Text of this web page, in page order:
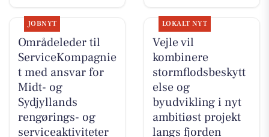
JOBNYT
Områdeleder til
ServiceKompagnie
t med ansvar for
Midt- og
Sydjyllands
rengørings- og
serviceaktiviteter
LOKALT NYT
Vejle vil
kombinere
stormflodsbeskytt
else og
byudvikling i nyt
ambitiøst projekt
langs fjorden